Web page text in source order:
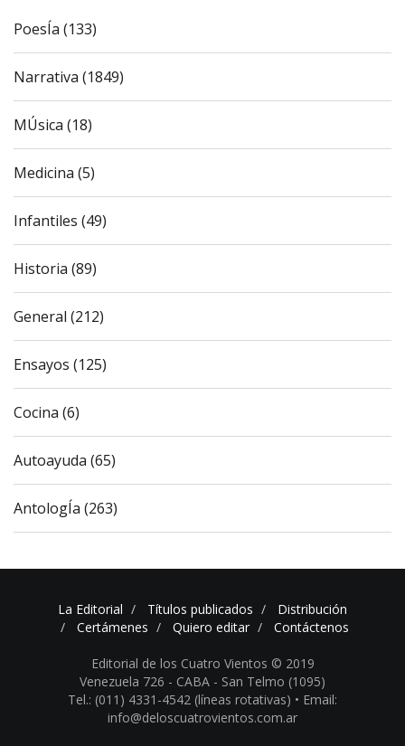
PoesÍa (133)
Narrativa (1849)
MÚsica (18)
Medicina (5)
Infantiles (49)
Historia (89)
General (212)
Ensayos (125)
Cocina (6)
Autoayuda (65)
AntologÍa (263)
La Editorial Títulos publicados
Distribución
Certámenes
Quiero editar Contáctenos
Editorial de los Cuatro Vientos © 2019
Venezuela 726 - CABA - San Telmo (1095)
Tel.: (011) 4331-4542 (líneas rotativas) • Email:
info@deloscuatrovientos.com.ar